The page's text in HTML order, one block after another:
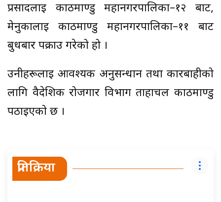
प्रसादलाई काठमाण्डु महानगरपालिका–१२ बाट,
मेनुकालाई काठमाण्डु महानगरपालिका–११ बाट
बुधबार पक्राउ गरेको हो ।
उनीहरूलाई आवश्यक अनुसन्धान तथा कारबाहीको
लागि वैदेशिक रोजगार विभाग ताहाचल काठमाण्डु
पठाइएको छ ।
प्रतिक्रिया